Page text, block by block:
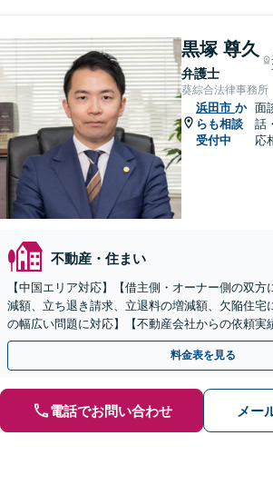
黒塚 尊久
弁護士
葵綜合法律事務所
浜田市 か
らも相談
受付中
面
話
応
不動産・住まい
【中国エリア対応】【借主側・オーナー側の双
減額、立ち退き請求、立退料の増減額、欠陥住宅
の幅広い問題に対応】【不動産会社からの依頼実
はご連絡ください。迅速かつ丁寧に対応いたしま
料金表を見る
電話でお問い合わせ メー